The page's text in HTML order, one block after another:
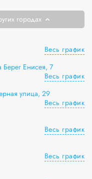
городах
Весь график
Енисея, 7
Весь график
улица, 29
Весь график
Весь график
Весь график